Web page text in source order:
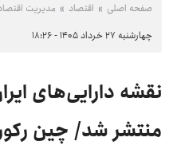
صفحه اصلی اقتصاد مدیریت
چهارشنبه ۲۷ خرداد ۱۴۰۵ - ۱۸:۲۶
نقشه دارایی‌های
منتشر شد/ چین